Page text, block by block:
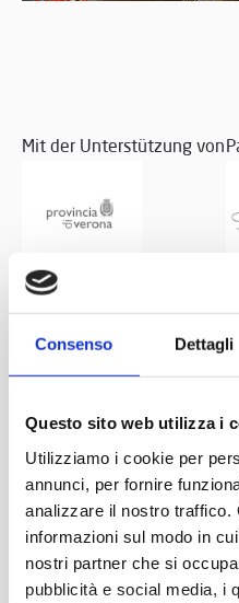
Consenso Dettagli
Questo sito web utilizza i
Utilizziamo i cookie per
annunci, per fornire
analizzare il nostro traffico.
informazioni sul modo in
nostri partner che si
pubblicità e social media, i
Mit der Unterstützung von